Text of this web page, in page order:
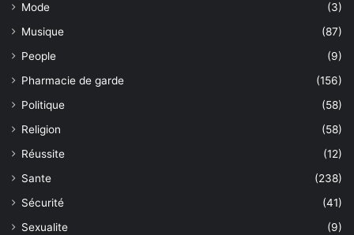
Mode
(3)
Musique
(87)
People
(9)
Pharmacie de garde
(156)
Politique
(58)
Religion
(58)
Réussite
(12)
Sante
(238)
Sécurité
(41)
Sexualite
(9)